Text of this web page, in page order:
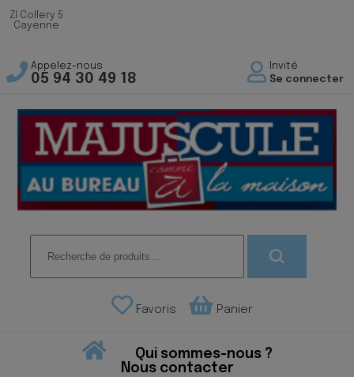
ZI Collery 5
Cayenne
Appelez-nous
05 94 30 49 18
Invité
Se connecter
pour :
Favoris Panier
Qui sommes-nous ?
Nous contacter